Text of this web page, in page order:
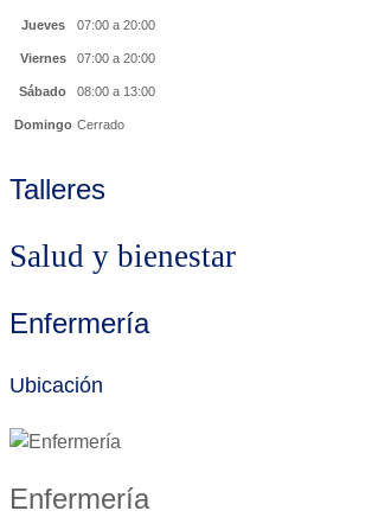
Jueves 07:00 a 20:00
Viernes 07:00 a 20:00
Sábado 08:00 a 13:00
Domingo Cerrado
Talleres
Salud y bienestar
Enfermería
Ubicación
Enfermería